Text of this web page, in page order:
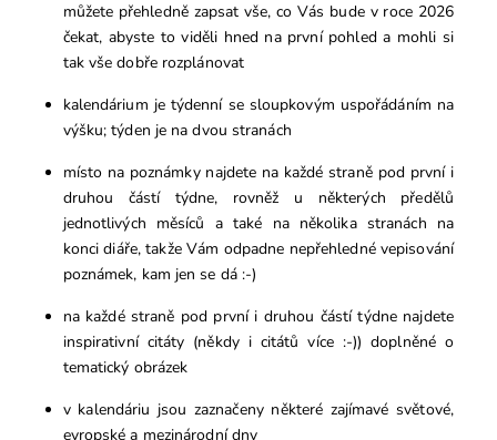
můžete přehledně zapsat vše, co Vás bude v roce 2026
čekat, abyste to viděli hned na první pohled a mohli si
tak vše dobře rozplánovat
kalendárium je týdenní se sloupkovým uspořádáním na
výšku; týden je na dvou stranách
místo na poznámky najdete na každé straně pod první i
druhou částí týdne, rovněž u některých předělů
jednotlivých měsíců a také na několika stranách na
konci diáře, takže Vám odpadne nepřehledné vepisování
poznámek, kam jen se dá :-)
na každé straně pod první i druhou částí týdne najdete
inspirativní citáty (někdy i citátů více :-)) doplněné o
tematický obrázek
v kalendáriu jsou zaznačeny některé zajímavé světové,
evropské a mezinárodní dny